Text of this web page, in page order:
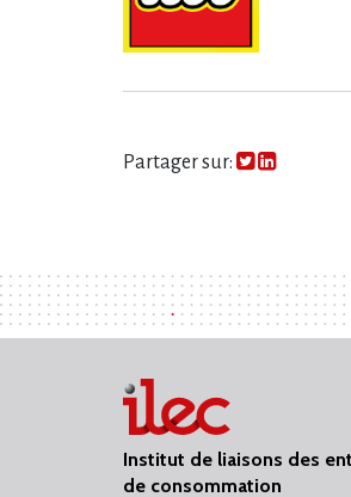
Partager sur:
Institut de liaisons des
de consommation